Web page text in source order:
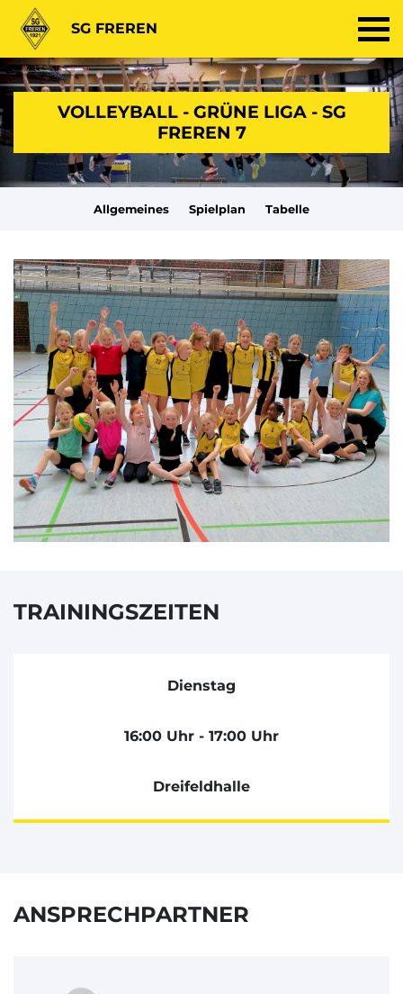
SG FREREN
VOLLEYBALL - GRÜNE LIGA - SG
FREREN 7
Allgemeines Spielplan Tabelle
TRAININGSZEITEN
Dienstag
16:00 Uhr - 17:00 Uhr
Dreifeldhalle
ANSPRECHPARTNER